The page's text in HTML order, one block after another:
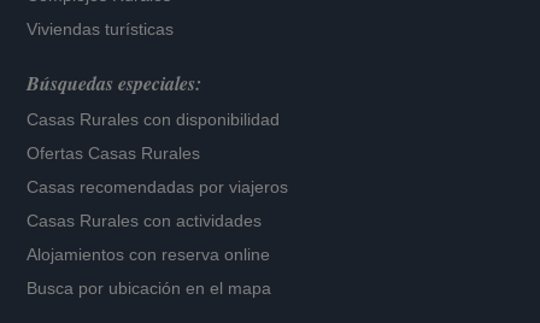
Viviendas turísticas
Búsquedas especiales:
Casas Rurales con disponibilidad
Ofertas Casas Rurales
Casas recomendadas por viajeros
Casas Rurales con actividades
Alojamientos con reserva online
Busca por ubicación en el mapa